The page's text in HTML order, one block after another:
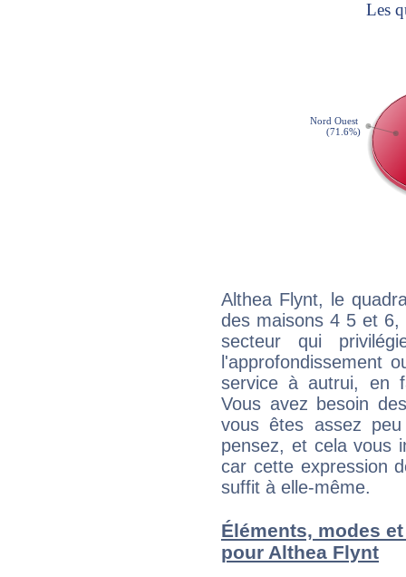
Althea Flynt, le
des maisons 4 5 et
secteur qui
l'approfondissement
service à autrui, en
Vous avez besoin
vous êtes assez
pensez, et cela vous
car cette expression
suffit à elle-même.
Éléments, modes
pour Althea Flynt